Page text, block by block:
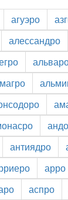
агуэро
алессандро
антиядро
арро
аспро